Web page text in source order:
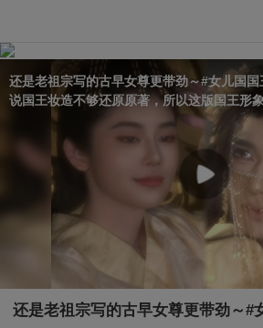
还是老祖宗写的古早女尊更带劲～#女儿国
说国王妆造不够还原原著，所以这版国王形
片厂版️希望大家喜欢#2026关注流礼衣华夏汉